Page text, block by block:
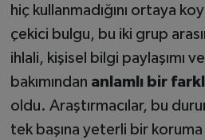
hiç kullanmadığını ortaya
çekici bulgu, bu iki grup
ihlali, kişisel bilgi paylaşımı
bakımından anlamlı bir
oldu. Araştırmacılar, bu
tek başına yeterli bir koruma